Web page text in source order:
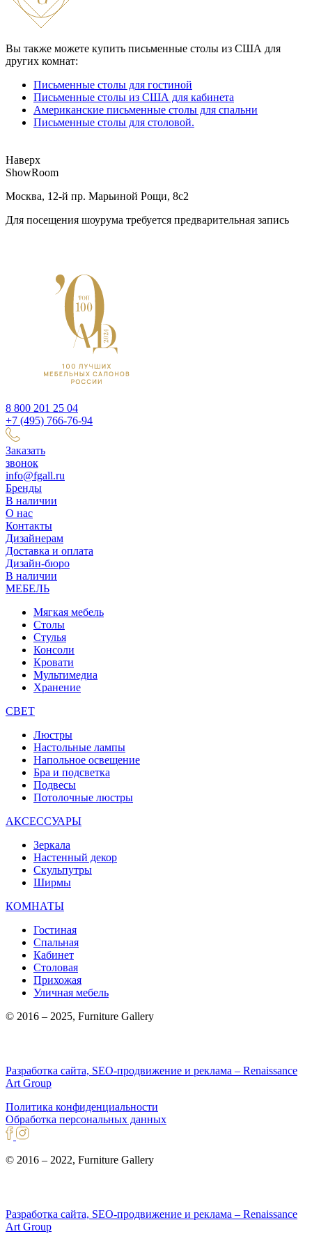
Вы также можете купить письменные столы из США для
других комнат:
Письменные столы для гостиной
Письменные столы из США для кабинета
Американские письменные столы для спальни
Письменные столы для столовой.
Наверх
ShowRoom
Москва, 12-й пр. Марьиной Рощи, 8с2
Для посещения шоурума требуется предварительная запись
8 800 201 25 04
+7 (495) 766-76-94
Заказать
звонок
info@fgall.ru
Бренды
В наличии
О нас
Контакты
Дизайнерам
Доставка и оплата
Дизайн-бюро
В наличии
МЕБЕЛЬ
Мягкая мебель
Столы
Стулья
Консоли
Кровати
Мультимедиа
Хранение
СВЕТ
Люстры
Настольные лампы
Напольное освещение
Бра и подсветка
Подвесы
Потолочные люстры
АКСЕССУАРЫ
Зеркала
Настенный декор
Скульпутры
Ширмы
КОМНАТЫ
Гостиная
Спальная
Кабинет
Столовая
Прихожая
Уличная мебель
© 2016 – 2025, Furniture Gallery
Разработка сайта, SEO-продвижение и реклама – Renaissance
Art Group
Политика конфиденциальности
Обработка персональных данных
© 2016 – 2022, Furniture Gallery
Разработка сайта, SEO-продвижение и реклама – Renaissance
Art Group